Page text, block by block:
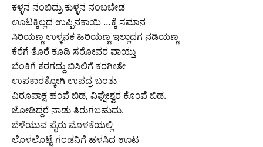
ಕಳ್ಳನ ನಂಬಿದ್ರು ಕುಳ್ಳನ ನಂಬಬೇಡ
ಊಟಕ್ಕಿಲ್ಲದ ಉಪ್ಪಿನಕಾಯಿ …ಕ್ಕೆ ಸಮಾನ
ಸಿರಿಯಣ್ಣ ಉಳ್ಳನಕ ಹಿರಿಯಣ್ಣ ಇಲ್ಲಾದಗ ನಡಿಯಣ್ಣ
ಕೆರೆಗೆ ತೊರೆ ಕೂಡಿ ಸರೋವರ ವಾಯ್ತು
ಬೆಂಕಿಗೆ ಕರಗದ್ದು ಬಿಸಿಲಿಗೆ ಕರಗೀತೇ
ಉಪಕಾರಕ್ಕೋಗಿ ಉಪದ್ರ ಬಂತು
ವಿರೂಪಾಕ್ಷ ಹ೦ಪೆ ಬಿಡ, ವಿಘ್ನೇಶ್ವರ ಕೊ೦ಪೆ ಬಿಡ.
ಜೋಡಿದ್ದರೆ ನಾಡು ತಿರುಗಬಹುದು.
ಬೆಳೆಯುವ ಪೈರು ಮೊಳಕೆಯಲ್ಲಿ
ಲೊಳಲೊಟ್ಟೆ ಗಂಡನಿಗೆ ಹಳಸಿದ ಊಟ